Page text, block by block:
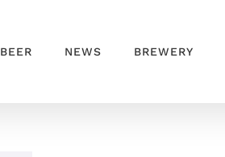
BEER NEWS BREWERY